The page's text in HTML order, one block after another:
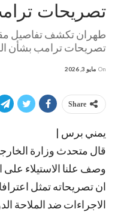
تصريحات
طهران تكشف تفاصيل
تصريحات ترامب بشأن
On مايو 3, 2026
Share
يمني برس |
قال متحدث وزارة
وصف علنا الاستيلاء على
ان تصريحاته تمثل
الاجراءات ضد الملاحة